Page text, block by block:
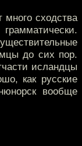
сходства
до сих пор.
исландцы
как русские
вообще